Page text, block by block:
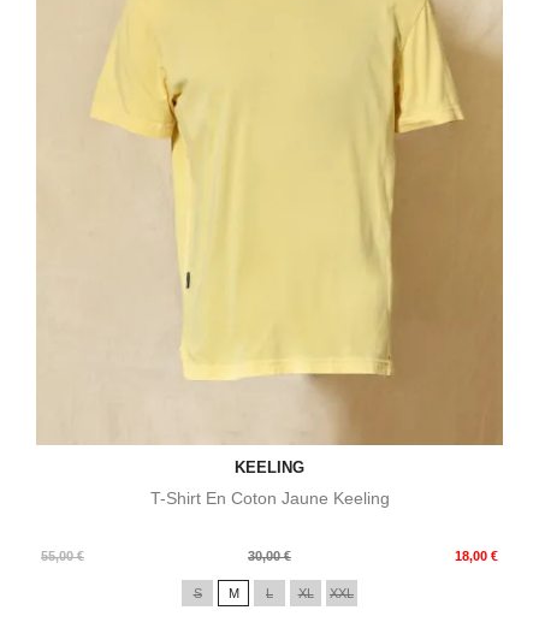
KEELING
T-Shirt En Coton Jaune Keeling
55,00 €
Prix
30,00 € 18,00 €
Prix
S M L XL XXL